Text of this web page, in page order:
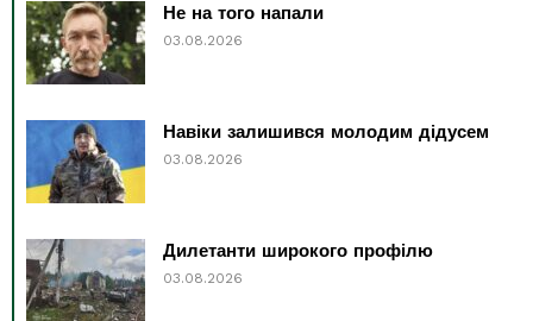
Не на того напали
03.08.2026
Навіки залишився молодим дідусем
03.08.2026
Дилетанти широкого профілю
03.08.2026